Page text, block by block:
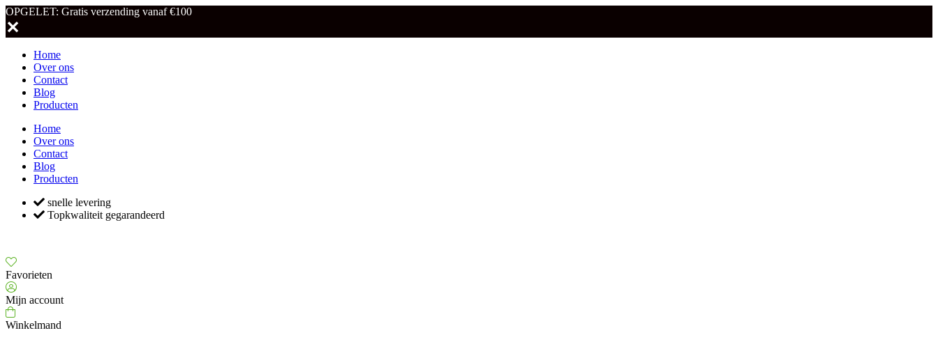
OPGELET: Gratis verzending vanaf €100
✕
Home
Over ons
Contact
Blog
Producten
Home
Over ons
Contact
Blog
Producten
snelle levering
Topkwaliteit gegarandeerd
Favorieten
Mijn account
Winkelmand